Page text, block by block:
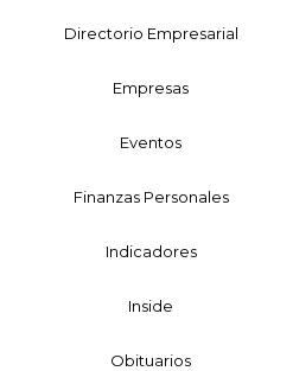
Directorio Empresarial
Empresas
Eventos
Finanzas Personales
Indicadores
Inside
Obituarios